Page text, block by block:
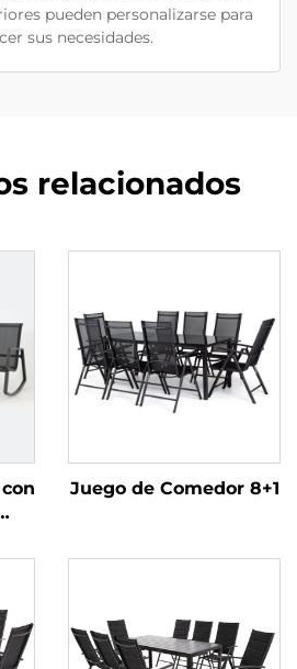
pueden personalizarse para
sus necesidades.
relacionados
Juego de Comedor 8+1